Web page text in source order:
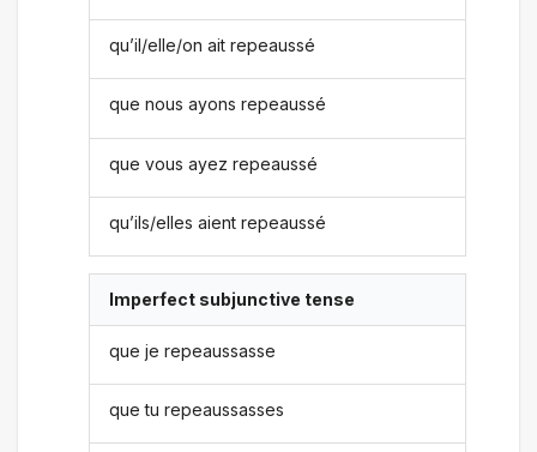
qu’il/elle/on ait repeaussé
que nous ayons repeaussé
que vous ayez repeaussé
qu’ils/elles aient repeaussé
Imperfect subjunctive tense
que je repeaussasse
que tu repeaussasses